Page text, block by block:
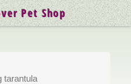
tarantula
Pet Shop